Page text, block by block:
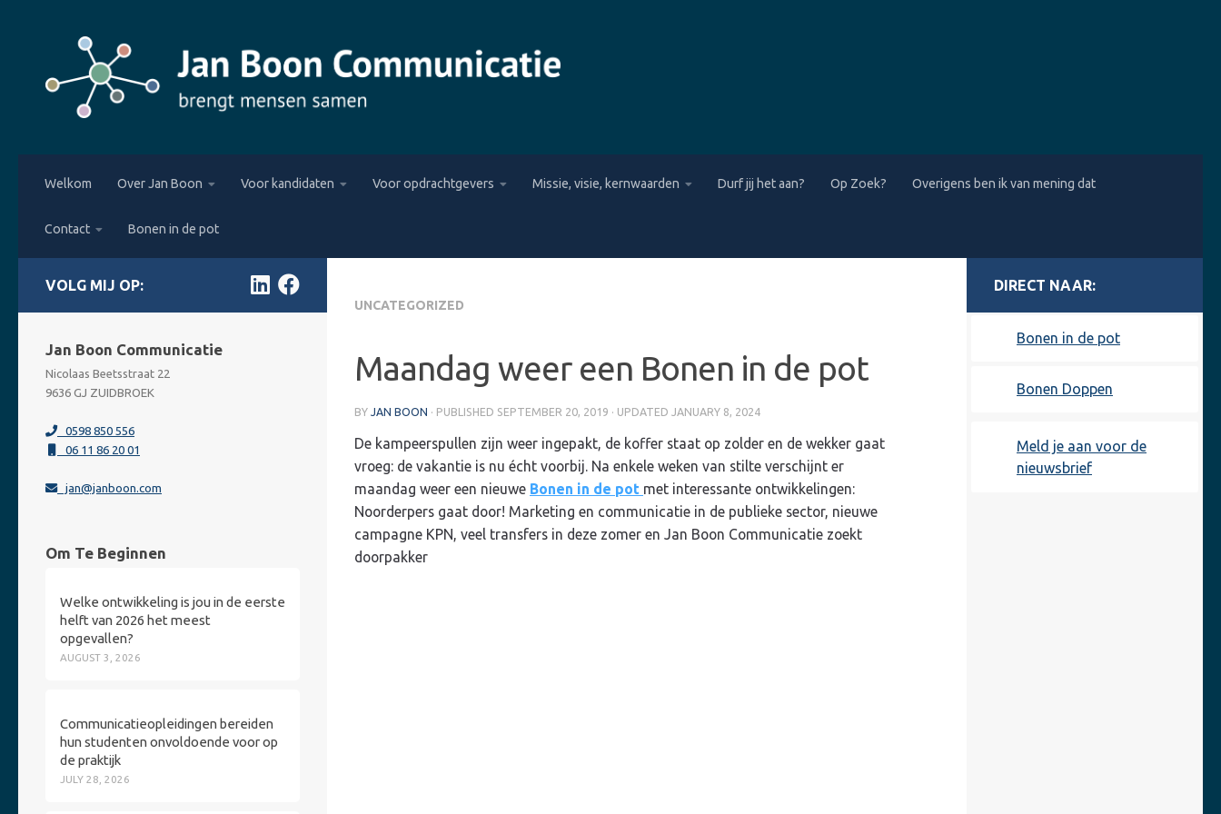
Welkom Over Jan Boon Voor kandidaten Voor opdrachtgevers Missie, visie, kernwaarden Durf jij het aan? Op Zoek? Overigens ben ik van mening dat
Contact Bonen in de pot
UNCATEGORIZED
Maandag weer een Bonen in de pot
BY JAN BOON · PUBLISHED SEPTEMBER 20, 2019 · UPDATED JANUARY 8, 2024
De kampeerspullen zijn weer ingepakt, de koffer staat op zolder en de wekker gaat
vroeg: de vakantie is nu écht voorbij. Na enkele weken van stilte verschijnt er
maandag weer een nieuwe Bonen in de pot met interessante ontwikkelingen:
Noorderpers gaat door! Marketing en communicatie in de publieke sector, nieuwe
campagne KPN, veel transfers in deze zomer en Jan Boon Communicatie zoekt
doorpakker
Jan Boon Communicatie
Nicolaas Beetsstraat 22
9636 GJ ZUIDBROEK
0598 850 556
06 11 86 20 01
jan@janboon.com
Om Te Beginnen
Welke ontwikkeling is jou in de eerste
helft van 2026 het meest
opgevallen?
AUGUST 3, 2026
Communicatieopleidingen bereiden
hun studenten onvoldoende voor op
de praktijk
JULY 28, 2026
Bonen in de pot
Bonen Doppen
Meld je aan voor de
nieuwsbrief